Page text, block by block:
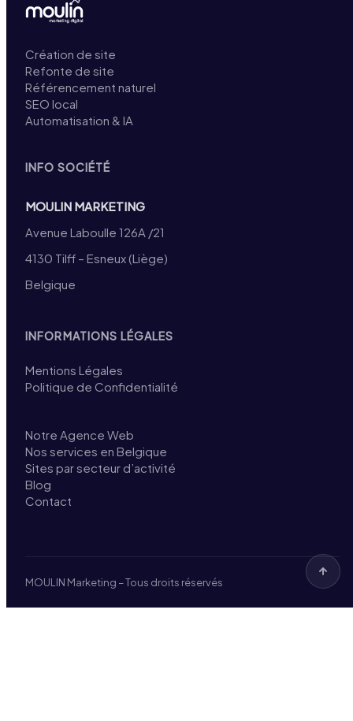
Création de site
Refonte de site
Référencement naturel
SEO local
Automatisation & IA
INFO SOCIÉTÉ
MOULIN MARKETING
Avenue Laboulle 126A /21
4130 Tilff – Esneux (Liège)
Belgique
INFORMATIONS LÉGALES
Mentions Légales
Politique de Confidentialité
Notre Agence Web
Nos services en Belgique
Sites par secteur d’activité
Blog
Contact
MOULIN Marketing – Tous droits réservés